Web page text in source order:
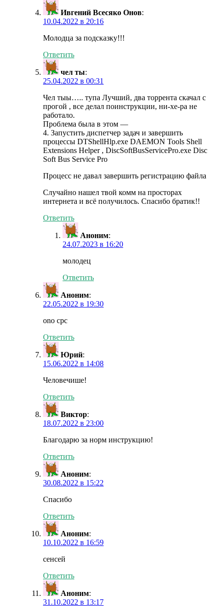
Ивгений Всесяко Онов:
10.04.2022 в 20:16
Молодца за подсказку!!!
Ответить
чел ты:
25.04.2022 в 00:31
Чел тыы….. тупа Лучший, два торрента скачал с
прогой , все делал поинструкции, ни-хе-ра не
работало.
Проблема была в этом —
4. Запустить диспетчер задач и завершить
процессы DTShellHlp.exe DAEMON Tools Shell
Extensions Helper , DiscSoftBusServicePro.exe Disc
Soft Bus Service Pro
Процесс не давал завершить регистрацию файла
Случайно нашел твой комм на просторах
интернета и всё получилось. Спасибо братик!!
Ответить
Аноним:
24.07.2023 в 16:20
молодец
Ответить
Аноним:
22.05.2022 в 19:30
ono cpc
Ответить
Юрий:
15.06.2022 в 14:08
Человечише!
Ответить
Виктор:
18.07.2022 в 23:00
Благодарю за норм инструкцию!
Ответить
Аноним:
30.08.2022 в 15:22
Спасибо
Ответить
Аноним:
10.10.2022 в 16:59
сенсей
Ответить
Аноним:
31.10.2022 в 13:17